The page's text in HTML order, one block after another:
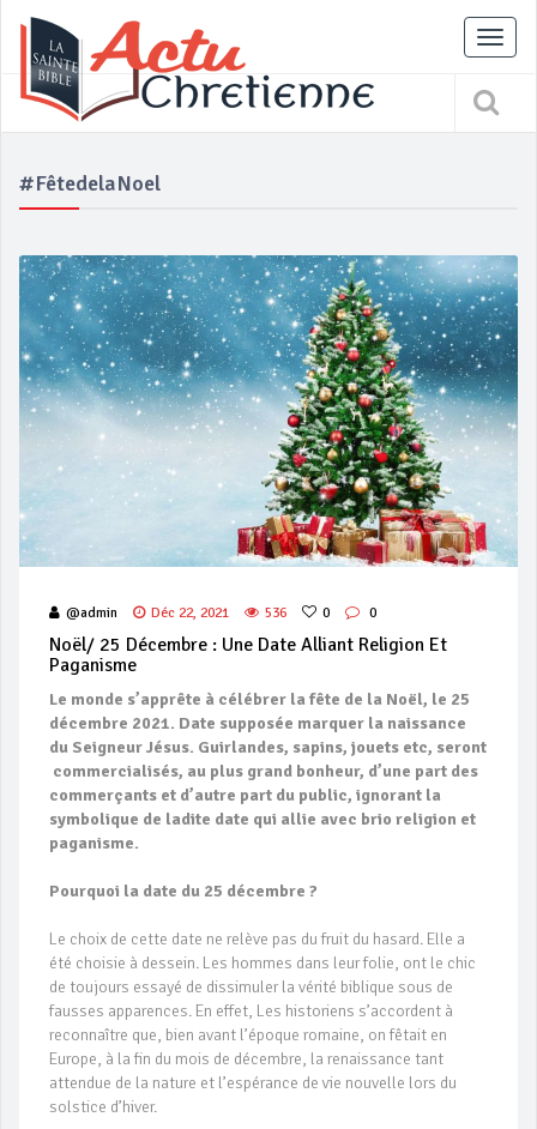
#FêtedelaNoel
@admin Déc 22, 2021 536 0 0
Noël/ 25 Décembre : Une Date Alliant Religion Et
Paganisme
Le monde s’apprête à célébrer la fête de la Noël, le 25
décembre 2021. Date supposée marquer la naissance
du Seigneur Jésus. Guirlandes, sapins, jouets etc, seront
commercialisés, au plus grand bonheur, d’une part des
commerçants et d’autre part du public, ignorant la
symbolique de ladite date qui allie avec brio religion et
paganisme.
Pourquoi la date du 25 décembre ?
Le choix de cette date ne relève pas du fruit du hasard. Elle a
été choisie à dessein. Les hommes dans leur folie, ont le chic
de toujours essayé de dissimuler la vérité biblique sous de
fausses apparences. En effet, Les historiens s’accordent à
reconnaître que, bien avant l’époque romaine, on fêtait en
Europe, à la fin du mois de décembre, la renaissance tant
attendue de la nature et l’espérance de vie nouvelle lors du
solstice d’hiver.